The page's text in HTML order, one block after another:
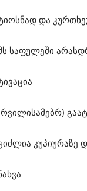
და
საფულეში
კუპიურაზე